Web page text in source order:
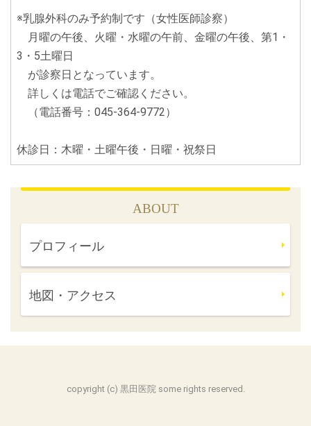
※乳腺外科のみ予約制です（女性医師診察）
月曜の午後、火曜・水曜の午前、金曜の午後、第1・
3・5土曜日
が診察日となっています。
詳しくは電話でご確認ください。
（電話番号：045-364-9772）
休診日：木曜・土曜午後・日曜・祝祭日
ABOUT
プロフィール
地図・アクセス
copyright (c) 黒田医院 some rights reserved.